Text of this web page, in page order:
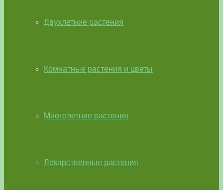
Двухлетние растения
Комнатные растения и цветы
Многолетние растения
Лекарственные растения